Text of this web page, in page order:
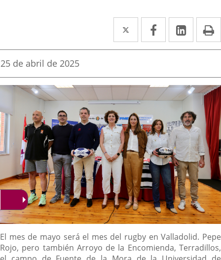
Twitter
Enlace
a
aplicación
externa.
Facebook
Enlace
a
aplicación
externa.
Enlace
a
Fecha
la
noticia
25 de abril de 2025
Descripción
El mes de mayo será el mes del rugby en Valladolid. Pepe
Rojo, pero también Arroyo de la Encomienda, Terradillos,